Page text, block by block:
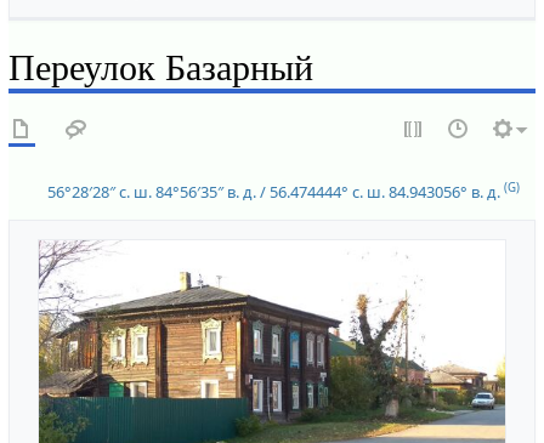
Переулок Базарный
56°28′28″ с. ш.84°56′35″ в. д./ 56.474444° с. ш.84.943056° в. д. (G)